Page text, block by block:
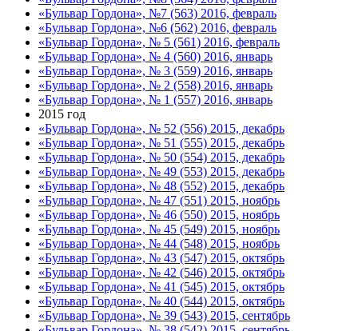
«Бульвар Гордона», №7 (563) 2016, февраль
«Бульвар Гордона», №6 (562) 2016, февраль
«Бульвар Гордона», № 5 (561) 2016, февраль
«Бульвар Гордона», № 4 (560) 2016, январь
«Бульвар Гордона», № 3 (559) 2016, январь
«Бульвар Гордона», № 2 (558) 2016, январь
«Бульвар Гордона», № 1 (557) 2016, январь
2015 год
«Бульвар Гордона», № 52 (556) 2015, декабрь
«Бульвар Гордона», № 51 (555) 2015, декабрь
«Бульвар Гордона», № 50 (554) 2015, декабрь
«Бульвар Гордона», № 49 (553) 2015, декабрь
«Бульвар Гордона», № 48 (552) 2015, декабрь
«Бульвар Гордона», № 47 (551) 2015, ноябрь
«Бульвар Гордона», № 46 (550) 2015, ноябрь
«Бульвар Гордона», № 45 (549) 2015, ноябрь
«Бульвар Гордона», № 44 (548) 2015, ноябрь
«Бульвар Гордона», № 43 (547) 2015, октябрь
«Бульвар Гордона», № 42 (546) 2015, октябрь
«Бульвар Гордона», № 41 (545) 2015, октябрь
«Бульвар Гордона», № 40 (544) 2015, октябрь
«Бульвар Гордона», № 39 (543) 2015, сентябрь